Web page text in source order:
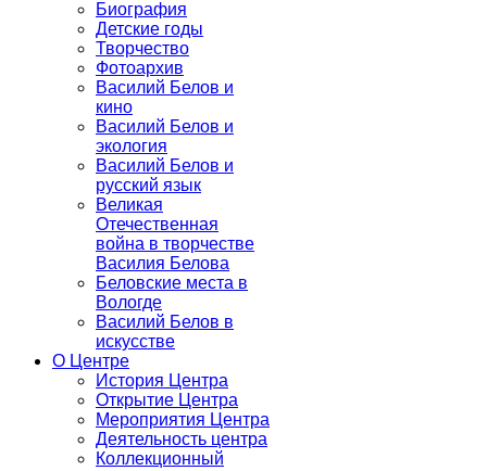
Биография
Детские годы
Творчество
Фотоархив
Василий Белов и
кино
Василий Белов и
экология
Василий Белов и
русский язык
Великая
Отечественная
война в творчестве
Василия Белова
Беловские места в
Вологде
Василий Белов в
искусстве
О Центре
История Центра
Открытие Центра
Мероприятия Центра
Деятельность центра
Коллекционный